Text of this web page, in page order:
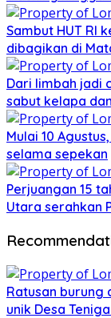
Sambut HUT RI
dibagikan di
Dari limbah jadi
sabut kelapa
Mulai 10
selama sepekan
Perjuangan 15
Utara serahkan
Ratusan burung
unik Desa